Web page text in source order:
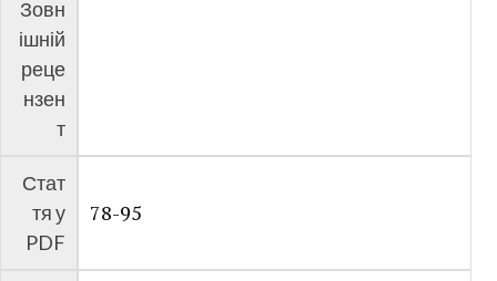
Зовн
ішній
реце
нзен
т
Стат
тя у
PDF
78-95